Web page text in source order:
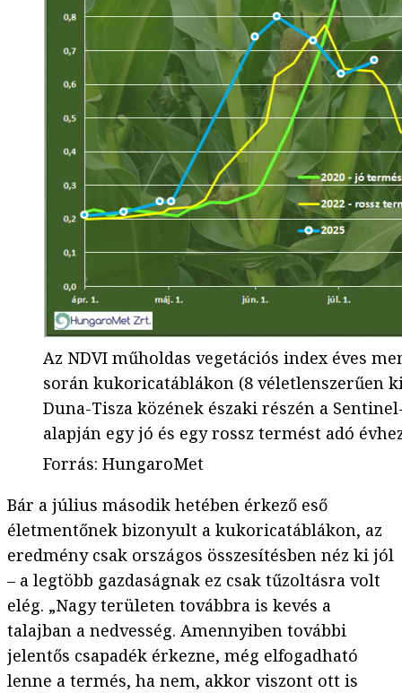
Az NDVI műholdas vegetációs index éves
során kukoricatáblákon (8 véletlenszerűen
Duna-Tisza közének északi részén a
alapján egy jó és egy rossz termést adó
Forrás: HungaroMet
Bár a július második hetében érkező eső
életmentőnek bizonyult a kukoricatáblákon, az
eredmény csak országos összesítésben néz ki jól
– a legtöbb gazdaságnak ez csak tűzoltásra volt
elég. „Nagy területen továbbra is kevés a
talajban a nedvesség. Amennyiben további
jelentős csapadék érkezne, még elfogadható
lenne a termés, ha nem, akkor viszont ott is